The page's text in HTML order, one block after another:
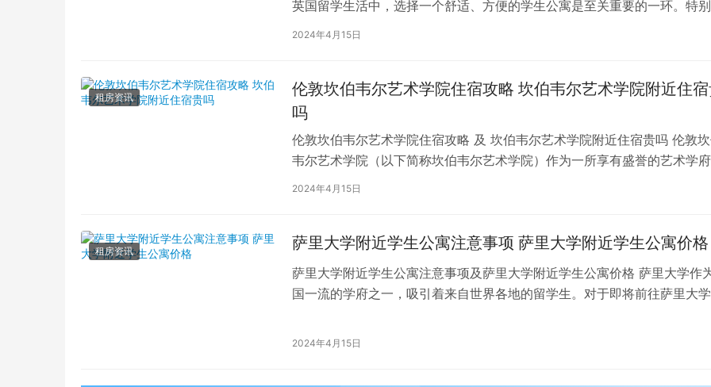
英国留学生活中，选择一个舒适、方便的学生公寓是至关重要的一环。特别
2024年4月15日
租房资讯
伦敦坎伯韦尔艺术学院住宿攻略 坎伯韦尔艺术学院附近住
吗
伦敦坎伯韦尔艺术学院住宿攻略 及 坎伯韦尔艺术学院附近住宿贵吗 伦敦
韦尔艺术学院（以下简称坎伯韦尔艺术学院）作为一所享有盛誉的艺术学府
吸引了全球各地的学子前来学习。而对于即将…
2024年4月15日
租房资讯 萨里大学附近学生公寓注意事项 萨里大学附近学生公寓价格
萨里大学附近学生公寓注意事项及萨里大学附近学生公寓价格 萨里大学作
国一流的学府之一，吸引着来自世界各地的留学生。对于即将前往萨里大学
2024年4月15日